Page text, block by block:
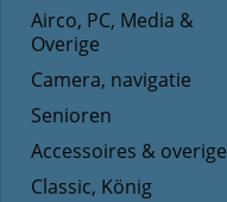
Airco, PC, Media &
Overige
Camera, navigatie
Senioren
Accessoires & overige
Classic, König